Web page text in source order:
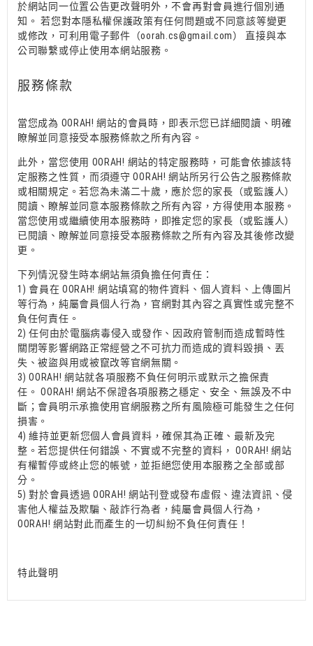
於網站同一位置公告更改聲明外，不會再對會員進行個別通
知。 若您對本隱私權保護政策有任何問題或不同意該等變更
或修改，可利用電子郵件（oorah.cs@gmail.com） 直接與本
公司聯繫或停止使用本網站服務。
服務條款
當您成為 OORAH! 網站的會員時，即表示您已詳細閱讀、明確
瞭解並同意接受本服務條款之所有內容。
此外，當您使用 OORAH! 網站的特定服務時，可能會依據該特
定服務之性質，而須遵守OORAH! 網站所另行公告之服務條款
或相關規定。若您為未滿二十歲，應於您的家長（或監護人）
閱讀、瞭解並同意本服務條款之所有內容，方得使用本服務。
當您使用或繼續使用本服務時，即推定您的家長（或監護人）
已閱讀、瞭解並同意接受本服務條款之所有內容及其後修改變
更。
下列情況發生時本網站無須負擔任何責任：
1) 會員在 OORAH! 網站填寫的物件資料、個人資料、上傳圖片
等行為，純屬會員個人行為，官網對其內容之真實性或完整不
負任何責任。
2)任何由於電腦病毒侵入或發作、因政府管制而造成暫時性
關閉等影響網路正常經營之不可抗力而造成的資料毀損、丟
失、被盜與用或被竄改等官網無關。
3)OORAH! 網站就各項服務不負任何明示或默示之擔保責
任。OORAH! 網站不保證各項服務之穩定、安全、無誤及不中
斷；會員明示承擔使用官網服務之所有風險極可能發生之任何
損害。
4)維持並更新您個人會員資料，確保其為正確、最新及完
整。若您提供任何錯誤、不實或不完整的資料，OORAH! 網站
有權暫停或終止您的帳號，並拒絕您使用本服務之全部或部
分。
5)對於會員透過OORAH! 網站刊登或發布虛假、違法資訊、侵
害他人權益及欺騙、敲詐行為者，純屬會員個人行為，
OORAH! 網站對此而產生的一切糾紛不負任何責任！
特此聲明